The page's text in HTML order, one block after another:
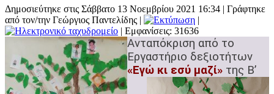
Δημοσιεύτηκε στις Σάββατο 13 Νοεμβρίου 2021 16:34 | Γράφτηκε
από τον/την Γεώργιος Παντελίδης |
|
| Εμφανίσεις: 31636
Ανταπόκριση από το
Εργαστήριο δεξιοτήτων
«Εγώ κι εσύ μαζί» της Β’